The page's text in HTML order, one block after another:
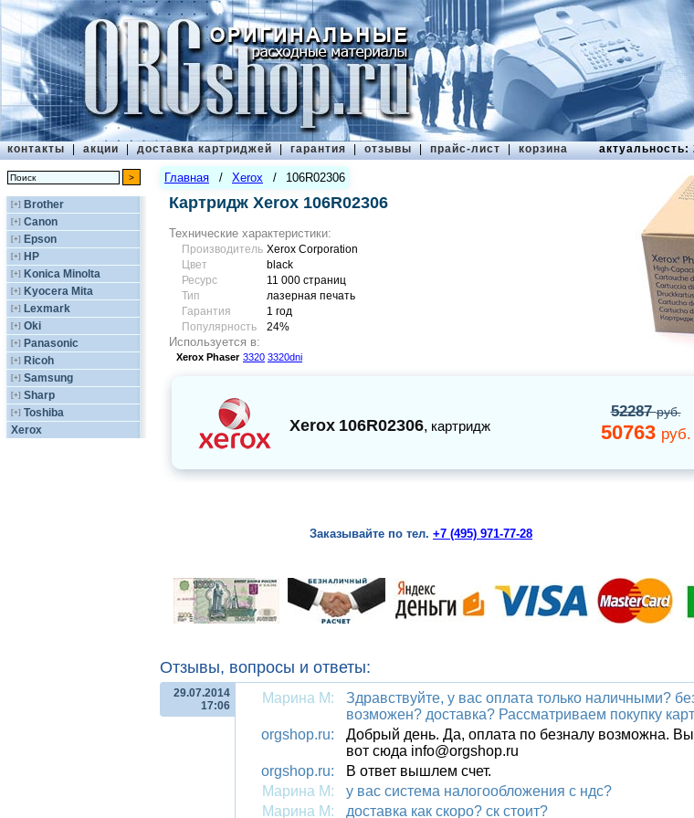
контакты | акции | доставка картриджей | гарантия | отзывы | прайс-лист | корзина
[+] Brother
[+] Canon
[+] Epson
[+] HP
[+] Konica Minolta
[+] Kyocera Mita
[+] Lexmark
[+] Oki
[+] Panasonic
[+] Ricoh
[+] Samsung
[+] Sharp
[+] Toshiba
Xerox
Главная / Xerox / 106R02306
Картридж Xerox 106R02306
Технические характеристики:
Производитель Xerox Corporation
Цвет
black
Ресурс
11 000 страниц
Тип
лазерная печать
Гарантия
1 год
Популярность
24%
Используется в:
Xerox Phaser 3320 3320dni
Xerox 106R02306, картридж
52287руб.
50763 руб.
Заказывайте по тел. +7 (495) 971-77-28
Отзывы, вопросы и ответы:
29.07.2014
17:06
Марина М:
Здравствуйте, у вас оплата только наличными?
возможен? доставка? Рассматриваем покупку
orgshop.ru:
Добрый день. Да, оплата по безналу возможна.
вот сюда info@orgshop.ru
orgshop.ru:
В ответ вышлем счет.
Марина М:
у вас система налогообложения с ндс?
Марина М:
доставка как скоро? ск стоит?